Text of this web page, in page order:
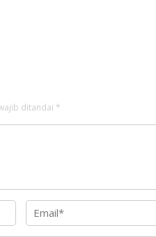
ditandai *